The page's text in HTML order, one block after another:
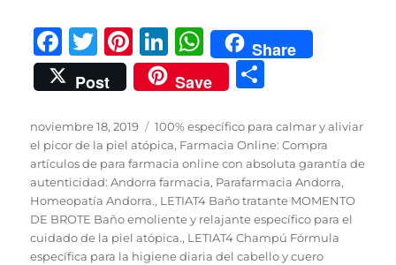
F
a
c
e
b
o
o
k
T
w
it
te
r
Pi
n
te
re
st
Li
n
k
e
d
I
n
W
h
at
s
A
p
p
Share
Post
Save
m
p
a
rt
ir
Publicado
el
noviembre 18, 2019 Categorías
100% específico para calmar y aliviar
el picor de la piel atópica, Farmacia Online: Compra
artículos de para farmacia online con absoluta garantía de
autenticidad: Andorra farmacia, Parafarmacia Andorra,
Homeopatía Andorra., LETIAT4 Baño tratante MOMENTO
DE BROTE Baño emoliente y relajante específico para el
cuidado de la piel atópica., LETIAT4 Champú Fórmula
específica para la higiene diaria del cabello y cuero